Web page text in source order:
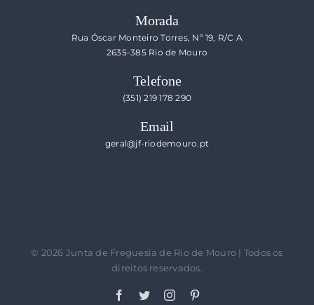
Morada
Rua Óscar Monteiro Torres, Nº 19, R/C A
2635-385 Rio de Mouro
Telefone
(351) 219 178 290
Email
geral@jf-riodemouro.pt
© 2026 Junta de Freguesia de Rio de Mouro | Todos os
direitos reservados.
Facebook
TwitterInstagram